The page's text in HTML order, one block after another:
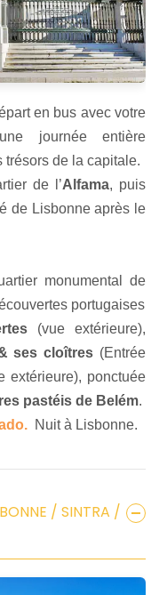
en bus avec votre
journée entière
trésors de la capitale.
de l’Alfama, puis
de Lisbonne après le
monumental de
portugaises
(vue extérieure),
ses cloîtres (Entrée
extérieure), ponctuée
pastéis de Belém.
Nuit à Lisbonne.
/ SINTRA /